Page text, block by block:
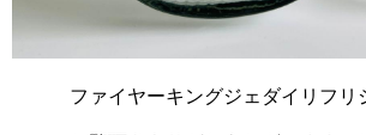
ファイヤーキングジェダイリ